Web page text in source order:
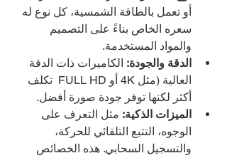
أو تعمل بالطاقة الشمسية، كل نوع له
سعره الخاص بناءً على التصميم
والمواد المستخدمة.
الدقة والجودة: الكاميرات ذات الدقة
العالية (مثل 4K أو FULL HD  تكلف
أكثر لكنها توفر جودة صورة أفضل.
الميزات الذكية: مثل التعرف على
الوجوه، التتبع التلقائي للحركة،
والتسجيل السحابي. هذه الخصائص